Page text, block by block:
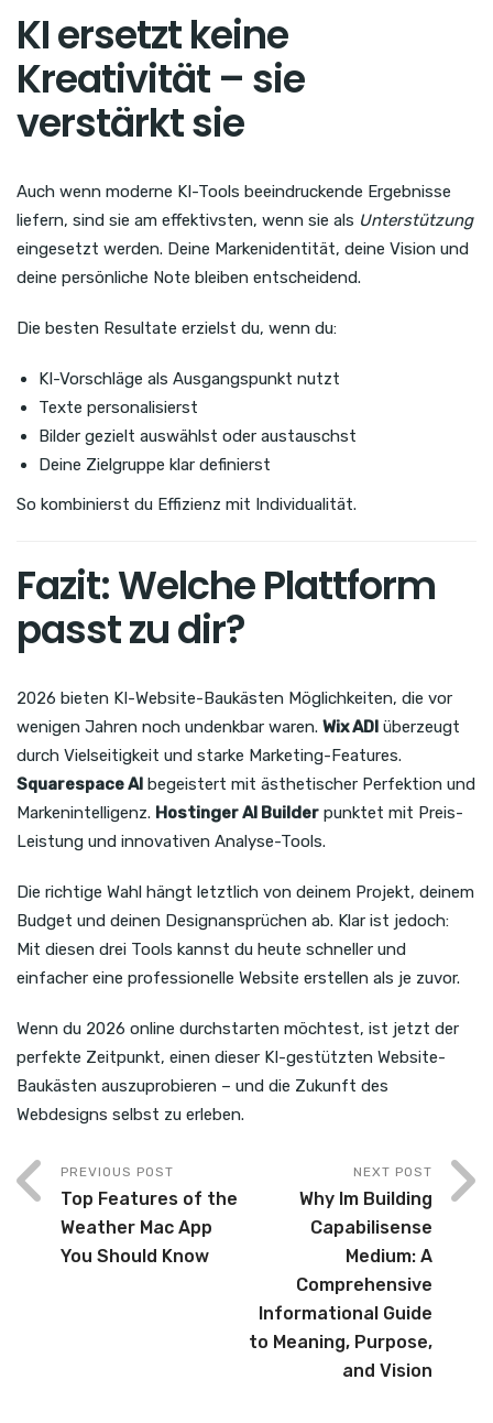
KI ersetzt keine
Kreativität – sie
verstärkt sie
Auch wenn moderne KI-Tools beeindruckende Ergebnisse
liefern, sind sie am effektivsten, wenn sie als Unterstützung
eingesetzt werden. Deine Markenidentität, deine Vision und
deine persönliche Note bleiben entscheidend.
Die besten Resultate erzielst du, wenn du:
KI-Vorschläge als Ausgangspunkt nutzt
Texte personalisierst
Bilder gezielt auswählst oder austauschst
Deine Zielgruppe klar definierst
So kombinierst du Effizienz mit Individualität.
Fazit: Welche Plattform
passt zu dir?
2026 bieten KI-Website-Baukästen Möglichkeiten, die vor
wenigen Jahren noch undenkbar waren. Wix ADI überzeugt
durch Vielseitigkeit und starke Marketing-Features.
Squarespace AI begeistert mit ästhetischer Perfektion und
Markenintelligenz. Hostinger AI Builder punktet mit Preis-
Leistung und innovativen Analyse-Tools.
Die richtige Wahl hängt letztlich von deinem Projekt, deinem
Budget und deinen Designansprüchen ab. Klar ist jedoch:
Mit diesen drei Tools kannst du heute schneller und
einfacher eine professionelle Website erstellen als je zuvor.
Wenn du 2026 online durchstarten möchtest, ist jetzt der
perfekte Zeitpunkt, einen dieser KI-gestützten Website-
Baukästen auszuprobieren – und die Zukunft des
Webdesigns selbst zu erleben.
PREVIOUS POST
Top Features of the
Weather Mac App
You Should Know
NEXT POST
Why Im Building
Capabilisense
Medium: A
Comprehensive
Informational Guide
to Meaning, Purpose,
and Vision